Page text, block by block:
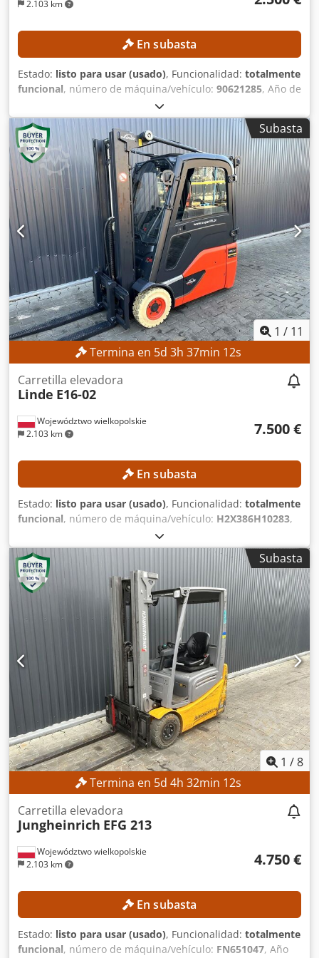
2.103 km
En subasta
Estado: listo para usar (usado), Funcionalidad: totalmente
funcional, número de máquina/vehículo: 90621285, Año de
, horas de funcionamiento:
de elevación:2.800 mm, altura de construcción:1.950
mm, Sin precio mínimo: ¡garantizamos la venta al precio
más alto! DETALLES TÉCNICOS Altura de elevación: 2.800
mm Altura total: 1.950 mm DETALLES DE LA MÁQUINA Tipo
de mástil: mástil estándar Crsdpfx Aozrlw Ajkcjf Tipo de
batería: batería de iones de litio Horas de funcionamiento:
560 h EQUIPAMIENTO Elevación inicial Cargador
Referencia externa: SL1145SP
Subasta
1 / 11
Termina en 5d 3h 37min 11s
Województwo wielkopolskie
2.103 km
Carretilla elevadora
Linde E16-02
7.500 €
En subasta
Estado: listo para usar (usado), Funcionalidad: totalmente
funcional, número de máquina/vehículo: H2X386H10283,
, horas de funcionamiento:
h, altura de elevación:4.625 mm, ascensor libre:1.500
mm, altura de construcción:
, Equipamiento:
desplazador lateral, Sin precio mínimo: ¡venta garantizada
al precio de oferta más alto! DETALLES TÉCNICOS Altura de
elevación: 4.625 mm Altura total: 2.121 mm Altura de
elevación libre: 1.500 mm DETALLES DE LA MÁQUINA Tipo
de mástil: mástil tríplex con elevación libre Voltaje de la
batería: 48 V Crodpfx Ajzrlwiekcef Capacidad de la batería:
585 Ah Neumáticos: nuevos Horas de funcionamiento:
5.612 h EQUIPAMIENTO Cabina Batería Cargador de
batería Desplazador lateral Referencia externa: SL11370SP
Subasta
1 /8
Termina en 5d 4h 32min 11s
Województwo wielkopolskie
2.103 km
Carretilla elevadora
Jungheinrich EFG 213
4.750 €
En subasta
Estado: listo para usar (usado), Funcionalidad: totalmente
funcional, número de máquina/vehículo: FN651047, Año